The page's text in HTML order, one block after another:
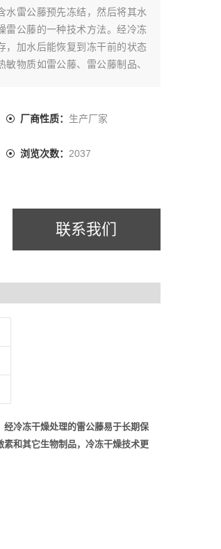
水雷公藤预先冻结，然后将其水
雷公藤的一种技术方法。经冷冻
，加水后能恢复到冻干前的状态
物质如雷公藤、雷公藤制品、
厂商性质： 生产厂家
浏览次数： 2037
联系我们
冷冻干燥处理的雷公藤易于长期保
和其它生物制品，冷冻干燥技术更